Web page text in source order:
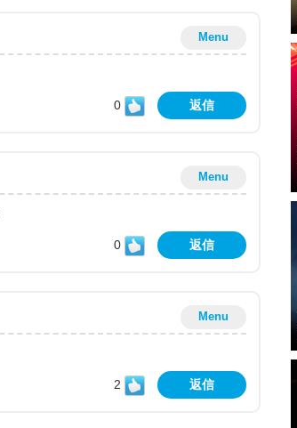
Menu
0 返信
Menu
0 返信
Menu
2 返信